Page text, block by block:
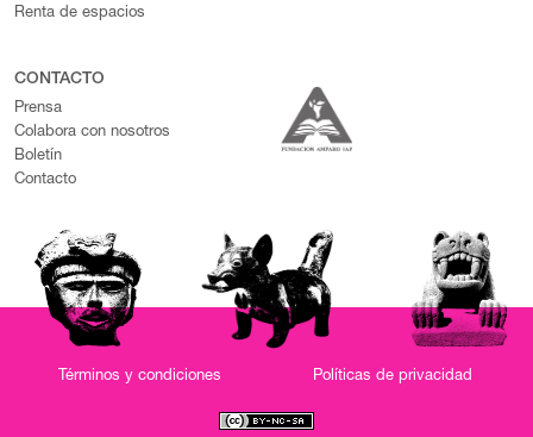
Renta de espacios
CONTACTO
Prensa
Colabora con nosotros
Boletín
Contacto
Términos y condiciones Políticas de privacidad